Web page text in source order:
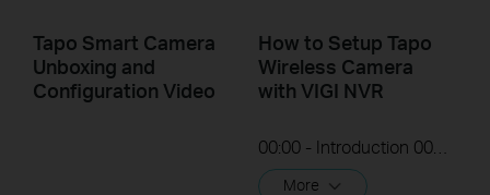
Tapo Smart Camera
Unboxing and
Configuration Video
How to Setup Tapo
Wireless Camera
with VIGI NVR
00:00 - Introduction 00:08 - Connection Diagram 00:13 - Setting up the Tapo camera ONVIF account 00:37 - Adding the Tapo camera in the VIGI NVR 02:36 - Fix Tapo camera IP address on router 03:00 - Controlling the Tapo camera from the NVR
More